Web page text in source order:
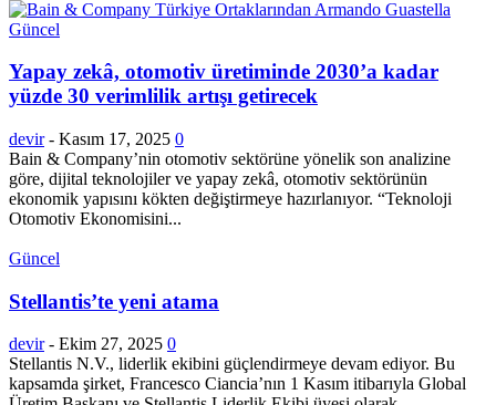
Güncel
Yapay zekâ, otomotiv üretiminde 2030’a kadar
yüzde 30 verimlilik artışı getirecek
devir - Kasım 17, 2025 0
Bain & Company’nin otomotiv sektörüne yönelik son analizine
göre, dijital teknolojiler ve yapay zekâ, otomotiv sektörünün
ekonomik yapısını kökten değiştirmeye hazırlanıyor. “Teknoloji
Otomotiv Ekonomisini...
Güncel
Stellantis’te yeni atama
devir - Ekim 27, 2025 0
Stellantis N.V., liderlik ekibini güçlendirmeye devam ediyor. Bu
kapsamda şirket, Francesco Ciancia’nın 1 Kasım itibarıyla Global